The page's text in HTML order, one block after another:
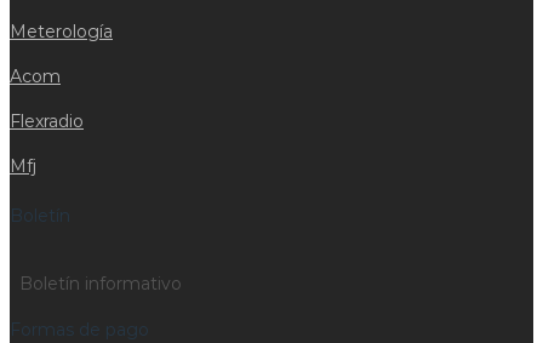
Meterología
Acom
Flexradio
Mfj
Boletín
Boletín informativo
Formas de pago